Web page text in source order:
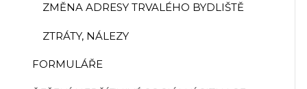
ZMĚNA ADRESY TRVALÉHO BYDLIŠTĚ
ZTRÁTY, NÁLEZY
FORMULÁŘE